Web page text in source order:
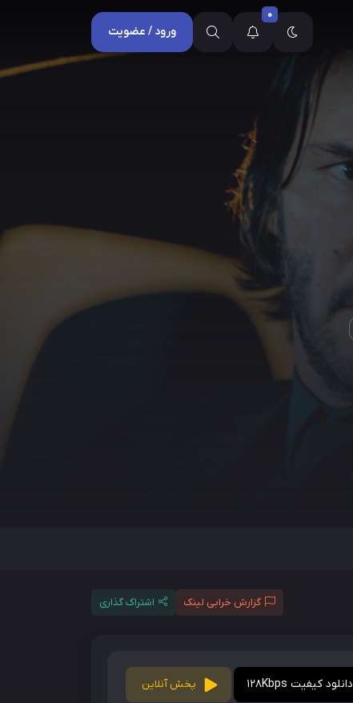
0
ورود / عضویت
گزارش خرابی لینک اشتراک گذاری
دانلود کیفیت 128Kbps پخش آنلاین